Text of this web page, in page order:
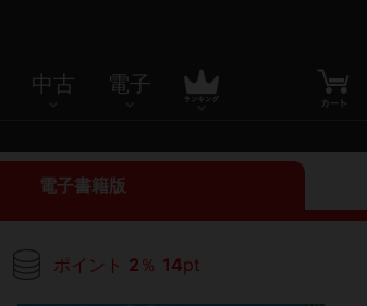
中古 電子
電子書籍版
ポイント 2 ％ 14pt